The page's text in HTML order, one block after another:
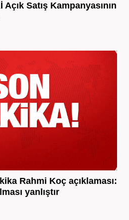
Satış Kampanyasının
Rahmi Koç açıklaması:
yanlıştır